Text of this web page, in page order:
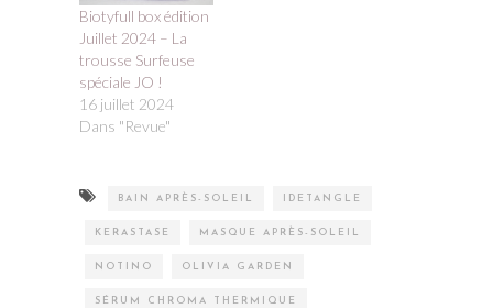
Biotyfull box édition
Juillet 2024 – La
trousse Surfeuse
spéciale JO !
16 juillet 2024
Dans "Revue"
BAIN APRÈS-SOLEIL IDETANGLE
KERASTASE MASQUE APRÈS-SOLEIL
NOTINO OLIVIA GARDEN
SÉRUM CHROMA THERMIQUE